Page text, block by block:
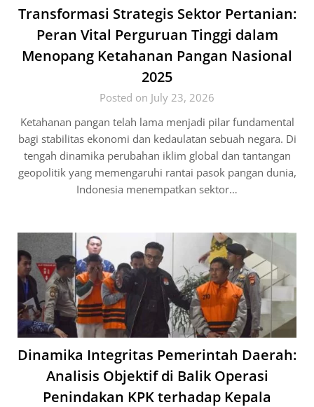
Transformasi Strategis Sektor Pertanian:
Peran Vital Perguruan Tinggi dalam
Menopang Ketahanan Pangan Nasional
2025
Posted on July 23, 2026
Ketahanan pangan telah lama menjadi pilar fundamental
bagi stabilitas ekonomi dan kedaulatan sebuah negara. Di
tengah dinamika perubahan iklim global dan tantangan
geopolitik yang memengaruhi rantai pasok pangan dunia,
Indonesia menempatkan sektor…
Dinamika Integritas Pemerintah Daerah:
Analisis Objektif di Balik Operasi
Penindakan KPK terhadap Kepala